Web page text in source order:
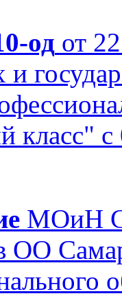
од от
класс"
МОиН
ОО